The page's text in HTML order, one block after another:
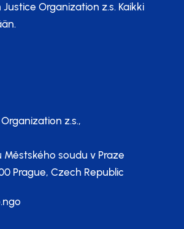
Organization z.s. Kaikki
z.s.,
Městského soudu v Praze
00 Prague, Czech Republic